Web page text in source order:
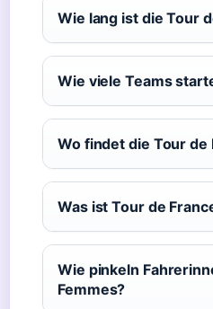
Wie lang ist die Tour
Wie viele Teams
Wo findet die Tour
Was ist Tour de
Wie pinkeln
Femmes?